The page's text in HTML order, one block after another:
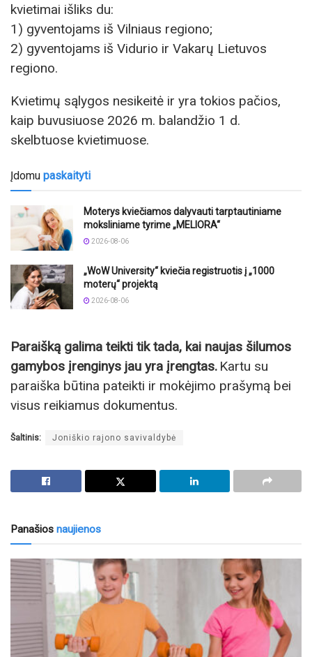
kvietimai išliks du:
1) gyventojams iš Vilniaus regiono;
2) gyventojams iš Vidurio ir Vakarų Lietuvos
regiono.
Kvietimų sąlygos nesikeitė ir yra tokios pačios,
kaip buvusiuose 2026 m. balandžio 1 d.
skelbtuose kvietimuose.
Įdomu paskaityti
Moterys kviečiamos dalyvauti tarptautiniame
moksliniame tyrime „MELIORA“
2026-08-06
„WoW University“ kviečia registruotis į „1000
moterų“ projektą
2026-08-06
Paraišką galima teikti tik tada, kai naujas šilumos
gamybos įrenginys jau yra įrengtas. Kartu su
paraiška būtina pateikti ir mokėjimo prašymą bei
visus reikiamus dokumentus.
Šaltinis: Joniškio rajono savivaldybė
Panašios naujienos